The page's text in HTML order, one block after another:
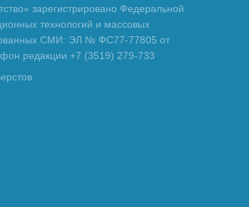
зарегистрировано Федеральной
технологий и массовых
СМИ: ЭЛ № ФС77-77805 от
редакции +7 (3519) 279-733